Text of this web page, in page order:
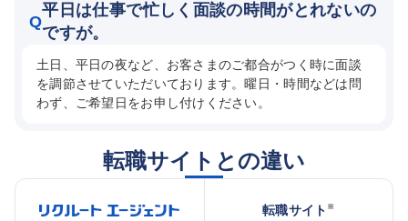
Q
平日は仕事で忙しく面談の時間がとれないの
ですが。
土日、平日の夜など、お客さまのご都合がつく時に面談
を調節させていただいております。曜日・時間などは問
わず、ご希望日をお申し付けください。
転職サイトとの違い
転職サイト ※